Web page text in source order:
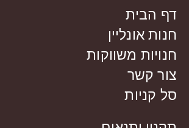
דף הבית
חנות אונליין
חנויות משווקות
צור קשר
סל קניות